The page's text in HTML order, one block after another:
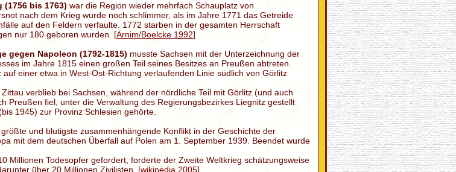
(1756 bis 1763) war die Region wieder mehrfach Schauplatz von
nach dem Krieg wurde noch schlimmer, als im Jahre 1771 das Getreide
auf den Feldern verfaulte. 1772 starben in der gesamten Herrschaft
nur 180 geboren wurden. [Arnim/Boelcke 1992]
gegen Napoleon (1792-1815) musste Sachsen mit der Unterzeichnung der
im Jahre 1815 einen großen Teil seines Besitzes an Preußen abtreten.
einer etwa in West-Ost-Richtung verlaufenden Linie südlich von Görlitz
verblieb bei Sachsen, während der nördliche Teil mit Görlitz (und auch
Preußen fiel, unter die Verwaltung des Regierungsbezirkes Liegnitz gestellt
1945) zur Provinz Schlesien gehörte.
und blutigste zusammenhängende Konflikt in der Geschichte der
mit dem deutschen Überfall auf Polen am 1. September 1939. Beendet wurde
Millionen Todesopfer gefordert, forderte der Zweite Weltkrieg schätzungsweise
über 20 Millionen Zivilisten. [wikipedia 2005]